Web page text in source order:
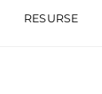
RESURSE